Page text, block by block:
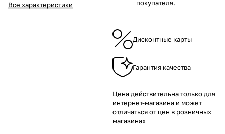
Все характеристики
покупателя.
Дисконтные карты
Гарантия качества
Цена действительна только для
интернет-магазина и может
отличаться от цен в розничных
магазинах